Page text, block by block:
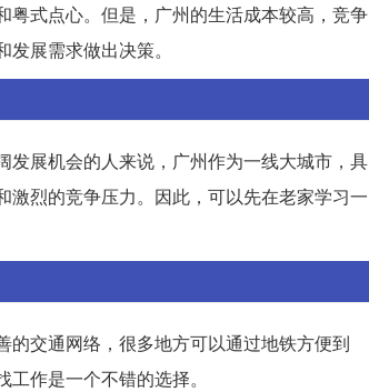
式点心。但是，广州的生活成本较高，竞争
展需求做出决策。
展机会的人来说，广州作为一线大城市，具
烈的竞争压力。因此，可以先在老家学习一
交通网络，很多地方可以通过地铁方便到
作是一个不错的选择。